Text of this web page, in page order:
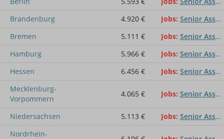
Brandenburg
4.920 € Jobs Senior Associate
Bremen
5.111 € Jobs Senior Associate
Hamburg
5.966 € Jobs Senior Associate
Hessen
6.456 € Jobs Senior Associate
Mecklenburg-
Vorpommern
4.065 € Jobs Senior Associate
Niedersachsen 5.113 € Jobs Senior Associate
Nordrhein-